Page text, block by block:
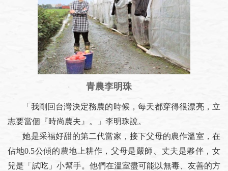
青農李明珠
「我剛回台灣決定務農的時候，每天都穿得很漂亮，立
志要當個『時尚農夫』。」李明珠說。
她是采福好甜的第二代當家，接下父母的農作溫室，在
佔地0.5公傾的農地上耕作，父母是嚴師、丈夫是夥伴，女
兒是「試吃」小幫手。他們在溫室盡可能以無毒、友善的方